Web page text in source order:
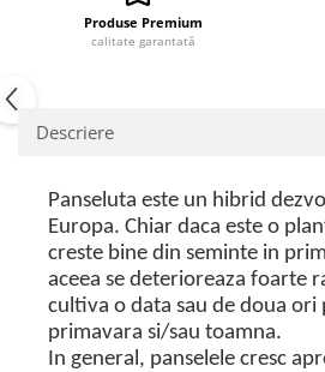
Produse Premium
calitate garantată
Descriere
Panseluta este un hibrid
Europa. Chiar daca este o
creste bine din seminte in
aceea se deterioreaza foarte
cultiva o data sau de doua ori
primavara si/sau toamna.
In general, panselele cresc